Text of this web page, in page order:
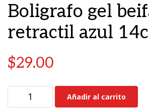
Boligrafo gel
retractil azul
$29.00
Añadir al carrito